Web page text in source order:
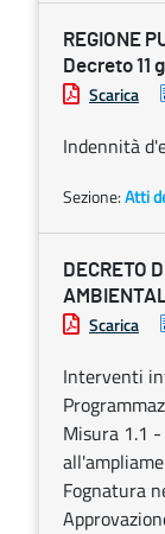
REGIONE
Decreto 11
Scarica
Indennità
Sezione:Atti
DECRETO
Scarica
Interventi
Misura 1.1
Fognatura